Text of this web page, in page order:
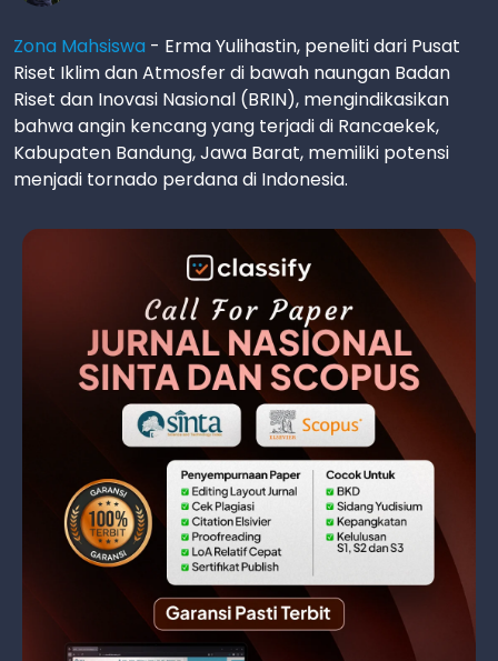
Zona Mahsiswa - Erma Yulihastin, peneliti dari Pusat
Riset Iklim dan Atmosfer di bawah naungan Badan
Riset dan Inovasi Nasional (BRIN), mengindikasikan
bahwa angin kencang yang terjadi di Rancaekek,
Kabupaten Bandung, Jawa Barat, memiliki potensi
menjadi tornado perdana di Indonesia.